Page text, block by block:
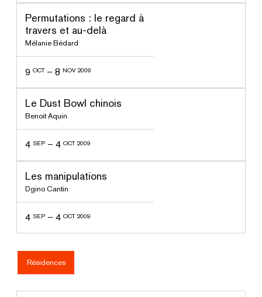
Permutations : le regard à
travers et au-delà
Mélanie Bédard
9OCT – 8 NOV 2009
Le Dust Bowl chinois
Benoit Aquin
4SEP – 4OCT 2009
Les manipulations
Dgino Cantin
4SEP – 4OCT 2009
Résidences